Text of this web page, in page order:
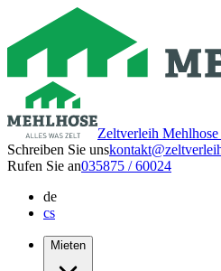
Zeltverleih Mehlhose
Schreiben Sie uns
Rufen Sie an035875 / 60024
de
cs
Mieten